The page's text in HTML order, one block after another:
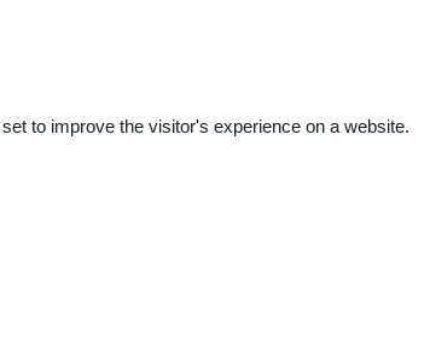
to improve the visitor's experience on a website.